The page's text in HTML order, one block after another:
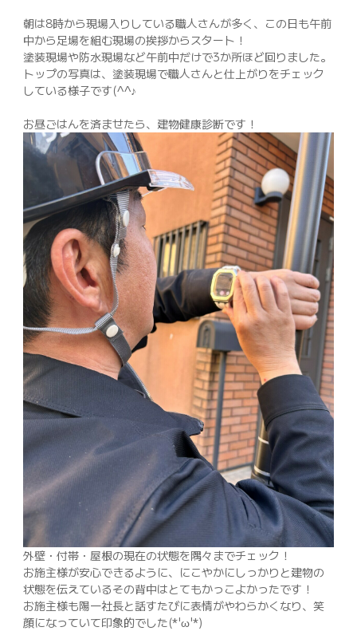
朝は8時から現場入りしている職人さんが多く、この日も午前
中から足場を組む現場の挨拶からスタート！
塗装現場や防水現場など午前中だけで3か所ほど回りました。
トップの写真は、塗装現場で職人さんと仕上がりをチェック
している様子です(^^♪
お昼ごはんを済ませたら、建物健康診断です！
外壁・付帯・屋根の現在の状態を隅々までチェック！
お施主様が安心できるように、にこやかにしっかりと建物の
状態を伝えているその背中はとてもかっこよかったです！
お施主様も陽一社長と話すたびに表情がやわらかくなり、笑
顔になっていて印象的でした(*'ω'*)